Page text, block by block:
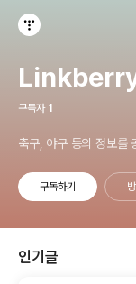
구독자 1
축구, 야구 등의 정보를
구독하기
인기글